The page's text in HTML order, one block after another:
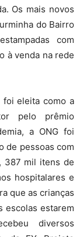
Os mais novos
do Bairro
com
à venda na rede
foi eleita como a
pelo prêmio
a ONG foi
de pessoas com
387 mil itens de
hospitalares e
que as crianças
escolas estarem
diversos